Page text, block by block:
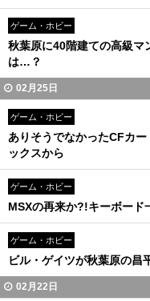
ゲーム・ホビー
秋葉原に40階建ての高級マ
は…？
02月25日
ゲーム・ホビー
ありそうでなかったCFカ
ックスから
ゲーム・ホビー
MSXの再来か?!キーボード
ゲーム・ホビー
ビル・ゲイツが秋葉原の昌
02月22日